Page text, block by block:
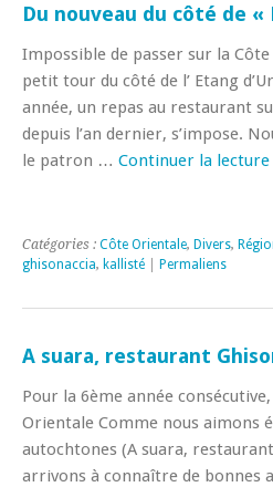
Du nouveau du côté de
Impossible de passer sur la
petit tour du côté de l’ Etang
année, un repas au restaurant
depuis l’an dernier, s’impose.
le patron … Continuer la lecture
Catégories : Côte Orientale, Divers,
ghisonaccia, kallisté Permaliens
A suara, restaurant
Pour la 6ème année
Orientale Comme nous aimons
autochtones (A suara,
arrivons à connaître de bonnes